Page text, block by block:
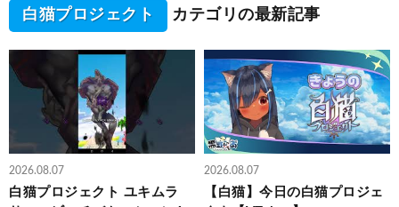
白猫プロジェクト カテゴリの最新記事
2026.08.07
白猫プロジェクト ユキムラ
2026.08.07
【白猫】今日の白猫プロジェ